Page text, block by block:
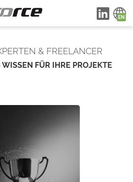
& FREELANCER
FÜR IHRE PROJEKTE